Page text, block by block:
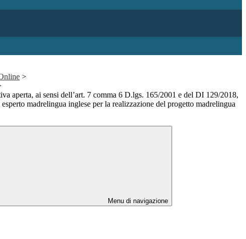
>
aperta, ai sensi dell’art. 7 comma 6 D.lgs. 165/2001 e del DI 129/2018,
madrelingua inglese per la realizzazione del progetto madrelingua
Menu di navigazione